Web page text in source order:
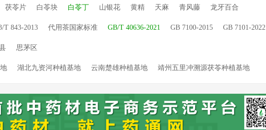
茯苓片 白苓块 白苓丁 山银花 黄精 天麻 青风藤 龙牙百合
T 843-2013 代用茶国家标准 GB/T 40636-2021 GB 7100-2015 GB 7101-2022
思茅区
湖北九资河种植基地 云南楚雄种植基地
靖州五里冲溯源茯苓种植基地
基地